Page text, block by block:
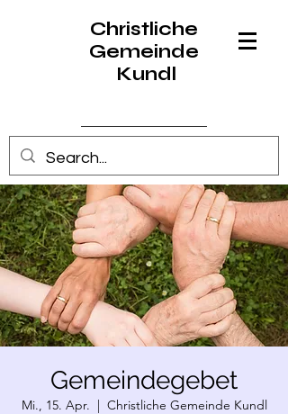
Christliche
Gemeinde
Kundl
Anmelden
Gemeindegebet
Mi., 15. Apr.
  |
Christliche Gemeinde Kundl